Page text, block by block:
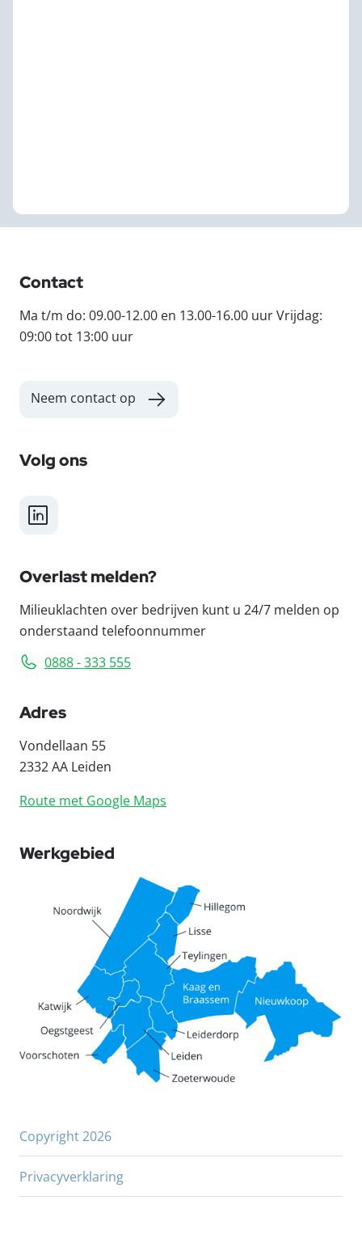
Contact
Ma t/m do: 09.00-12.00 en 13.00-16.00 uur Vrijdag:
09:00 tot 13:00 uur
Neem contact op
Volg ons
LinkedIn
Overlast melden?
Milieuklachten over bedrijven kunt u 24/7 melden op
onderstaand telefoonnummer
0888 - 333 555
Adres
Vondellaan 55
2332 AA Leiden
Route met Google Maps
Werkgebied
Copyright 2026
Privacyverklaring